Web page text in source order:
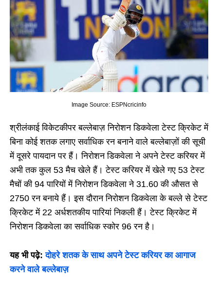
Image Source: ESPNcricinfo
श्रीलंकाई विकेटकीपर बल्लेबाज़ निरोशन डिकवेला टेस्ट क्रिकेट में
बिना कोई शतक लगाए सर्वाधिक रन बनाने वाले बल्लेबाज़ों की सूची
में दूसरे पायदान पर हैं। निरोशन डिकवेला ने अपने टेस्ट करियर में
अभी तक कुल 53 मैच खेले हैं। टेस्ट करियर में खेले गए 53 टेस्ट
मैचों की 94 पारियों में निरोशन डिकवेला ने 31.60 की औसत से
2750 रन बनाये हैं। इस दौरान निरोशन डिकवेला के बल्ले से टेस्ट
क्रिकेट में 22 अर्धशतकीय पारियां निकली हैं। टेस्ट क्रिकेट में
निरोशन डिकवेला का सर्वाधिक स्कोर 96 रन है।
यह भी पढ़े: दोहरे शतक के साथ अपने टेस्ट करियर का आगाज
करने वाले बल्लेबाज़